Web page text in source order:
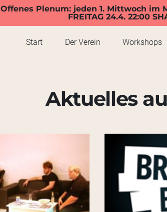
Offenes Plenum: jeden 1. Mittwoch im
FREITAG 24.4. 22:00
Start Der Verein Workshops
Aktuelles